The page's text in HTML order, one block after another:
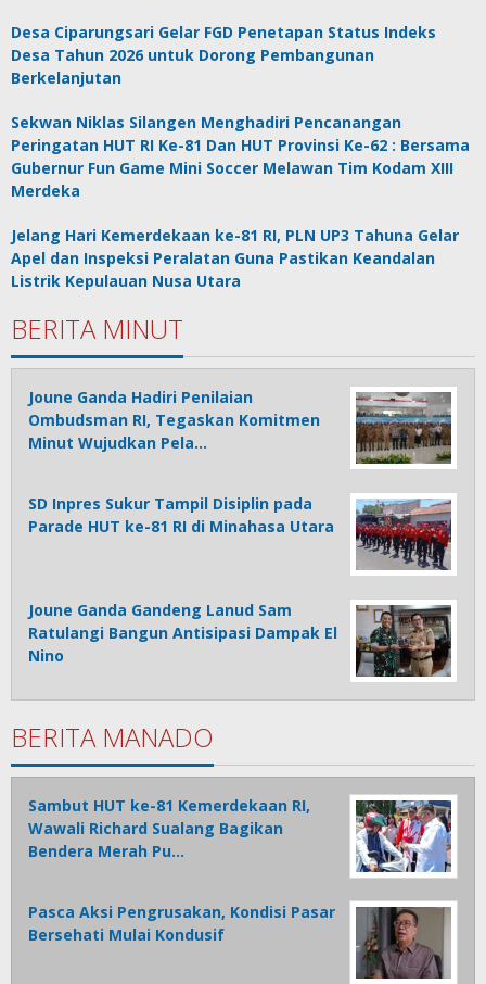
Desa Ciparungsari Gelar FGD Penetapan Status Indeks
Desa Tahun 2026 untuk Dorong Pembangunan
Berkelanjutan
Sekwan Niklas Silangen Menghadiri Pencanangan
Peringatan HUT RI Ke-81 Dan HUT Provinsi Ke-62 : Bersama
Gubernur Fun Game Mini Soccer Melawan Tim Kodam XIII
Merdeka
Jelang Hari Kemerdekaan ke-81 RI, PLN UP3 Tahuna Gelar
Apel dan Inspeksi Peralatan Guna Pastikan Keandalan
Listrik Kepulauan Nusa Utara
BERITA MINUT
Joune Ganda Hadiri Penilaian
Ombudsman RI, Tegaskan Komitmen
Minut Wujudkan Pela…
SD Inpres Sukur Tampil Disiplin pada
Parade HUT ke-81 RI di Minahasa Utara
Joune Ganda Gandeng Lanud Sam
Ratulangi Bangun Antisipasi Dampak El
Nino
BERITA MANADO
Sambut HUT ke-81 Kemerdekaan RI,
Wawali Richard Sualang Bagikan
Bendera Merah Pu…
Pasca Aksi Pengrusakan, Kondisi Pasar
Bersehati Mulai Kondusif